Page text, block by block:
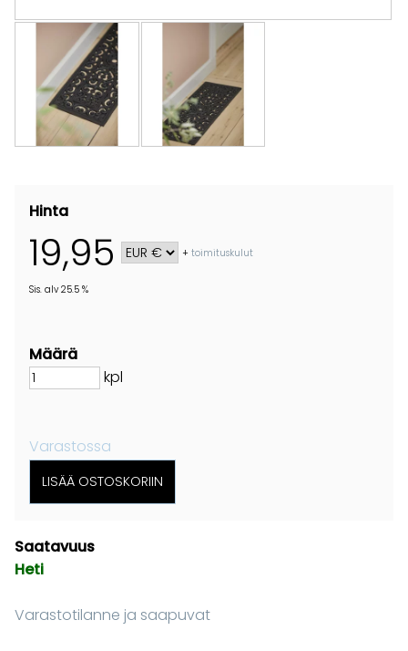
Hinta
19,95 +toimituskulut
Sis. alv 25.5 %
Määrä
kpl
Varastossa
Saatavuus
Heti
Varastotilanne ja saapuvat